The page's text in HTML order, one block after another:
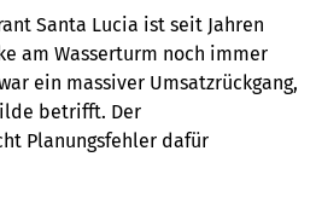
Santa Lucia ist seit Jahren
am Wasserturm noch immer
ein massiver Umsatzrückgang,
betrifft. Der
Planungsfehler dafür